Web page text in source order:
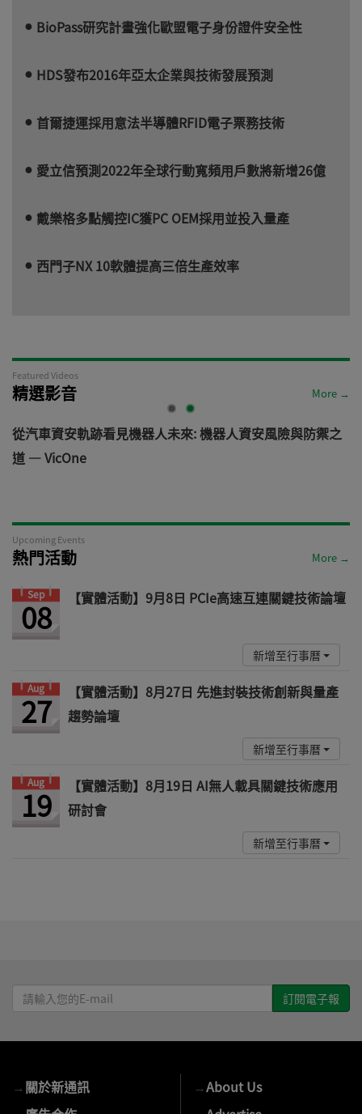
BioPass研究計畫強化歐盟電子身份證件安全性
HDS發布2016年亞太企業與技術發展預測
首爾捷運採用意法半導體RFID電子票務技術
愛立信預測2022年全球行動寬頻用戶數將新增26億
戴樂格多點觸控IC獲PC OEM採用並投入量產
西門子NX 10軟體提高三倍生產效率
Featured Videos
精選影音 More →
從汽車資安軌跡看見機器人未來: 機器人資安風險與防禦之
道 — VicOne
Upcoming Events
熱門活動 More →
Sep
08 【實體活動】9月8日 PCIe高速互連關鍵技術論壇
新增至行事曆
Aug
27
【實體活動】8月27日 先進封裝技術創新與量產
趨勢論壇
新增至行事曆
Aug
19
【實體活動】8月19日 AI無人載具關鍵技術應用
研討會
新增至行事曆
請
輸
E-
mail
→關於新通訊
→About Us